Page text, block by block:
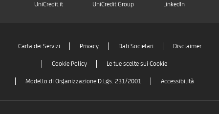
UniCredit.it UniCredit Group LinkedIn
Carta dei Servizi Privacy Dati Societari Disclaimer
Cookie Policy Le tue scelte sui Cookie
Modello di Organizzazione D.Lgs. 231/2001 Accessibilità